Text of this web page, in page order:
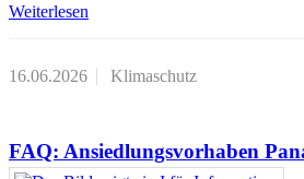
Weiterlesen
16.06.2026 Klimaschutz
FAQ: Ansiedlungsvorhaben